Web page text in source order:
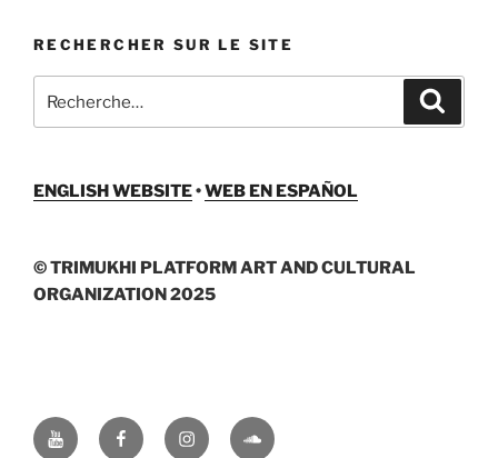
RECHERCHER SUR LE SITE
pour
ENGLISH WEBSITE•WEB EN ESPAÑOL
© TRIMUKHI PLATFORM ART AND CULTURAL
ORGANIZATION 2025
Youtube FacebookInstagramSoundcloud